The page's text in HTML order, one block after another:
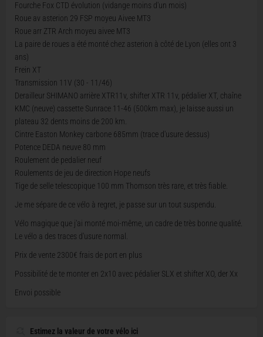
Fourche Fox CTD évolution (vidange moins d'un mois)
Roue av asterion 29 FSP moyeu Aivee MT3
Roue arr ZTR Arch moyeu aivee MT3
La paire de roues a été monté chez asterion à côté de Lyon (elles ont 3
ans)
Frein XT
Transmission 11V (30 - 11/46)
Derailleur SHIMANO arrière XTR11v, shifter XTR 11v, pédalier XT, chaîne
KMC (neuve) cassette Sunrace 11-46 (500km max), je laisse aussi un
plateau 32 dents moins de 200 km.
Cintre Easton Monkey carbone 685mm (trace d'usure dessus)
Potence DEDA neuve 80 mm
Roulement de pedalier neuf
Roulements de jeu de direction Hope neufs
Tige de selle telescopique 100 mm Thomson très rare, et très fiable.
Je me sépare de ce vélo à regret, je passe sur un tout suspendu.
Vélo magique que j'ai monté moi-même, un cadre de très bonne qualité.
Le vélo a des traces d'usure normal.
Prix de vente 2300€ frais de port en plus
Possibilité de te monter en 2x10 avec pédalier SLX et shifter XO, der Xx
Envoi possible
Estimez la valeur de votre vélo ici